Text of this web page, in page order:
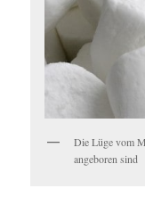
Die Lüge vom
angeboren sind